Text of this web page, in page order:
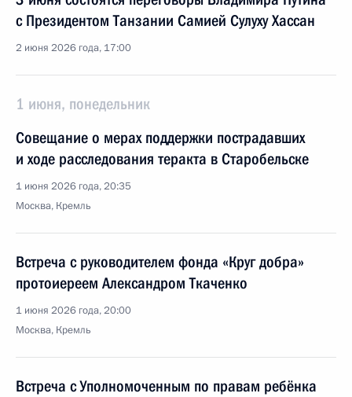
с Президентом Танзании Самией Сулуху Хассан
2 июня 2026 года, 17:00
1 июня, понедельник
Совещание о мерах поддержки пострадавших
и ходе расследования теракта в Старобельске
1 июня 2026 года, 20:35
Москва, Кремль
Встреча с руководителем фонда «Круг добра»
протоиереем Александром Ткаченко
1 июня 2026 года, 20:00
Москва, Кремль
Встреча с Уполномоченным по правам ребёнка